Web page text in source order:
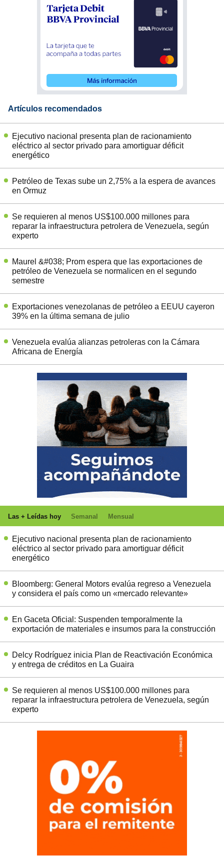
Artículos recomendados
Ejecutivo nacional presenta plan de racionamiento
eléctrico al sector privado para amortiguar déficit
energético
Petróleo de Texas sube un 2,75% a la espera de avances
en Ormuz
Se requieren al menos US$100.000 millones para
reparar la infraestructura petrolera de Venezuela, según
experto
Maurel &#038; Prom espera que las exportaciones de
petróleo de Venezuela se normalicen en el segundo
semestre
Exportaciones venezolanas de petróleo a EEUU cayeron
39% en la última semana de julio
Venezuela evalúa alianzas petroleras con la Cámara
Africana de Energía
Las + Leídas hoy Semanal Mensual
Ejecutivo nacional presenta plan de racionamiento
eléctrico al sector privado para amortiguar déficit
energético
Bloomberg: General Motors evalúa regreso a Venezuela
y considera el país como un «mercado relevante»
En Gaceta Oficial: Suspenden temporalmente la
exportación de materiales e insumos para la construcción
Delcy Rodríguez inicia Plan de Reactivación Económica
y entrega de créditos en La Guaira
Se requieren al menos US$100.000 millones para
reparar la infraestructura petrolera de Venezuela, según
experto